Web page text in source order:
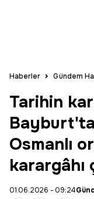
Haberler Gündem
Tarihin
Osmanlı
karargâhı
01.06.2026 - 09:24